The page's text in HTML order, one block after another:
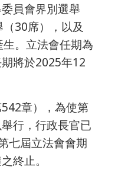
員會界別選舉
（30席），以及
。立法會任期為
將於2025年12
章），為使第
行，行政長官已
七屆立法會會期
終止。